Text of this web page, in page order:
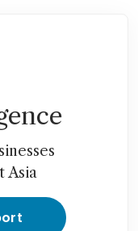
Asia